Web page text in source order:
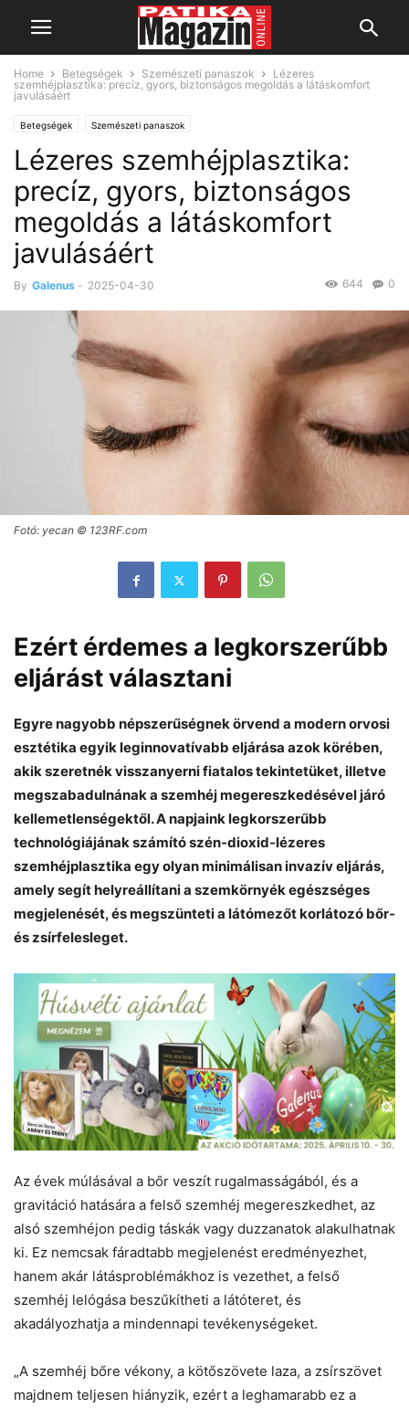
Home Betegségek Szemészeti panaszok
Lézeres
szemhéjplasztika: precíz, gyors, biztonságos megoldás a látáskomfort
javulásáért
Betegségek Szemészeti panaszok
Lézeres szemhéjplasztika:
precíz, gyors, biztonságos
megoldás a látáskomfort
javulásáért
By Galenus - 2025-04-30 0
644
Fotó: yecan © 123RF.com
Ezért érdemes a legkorszerűbb
eljárást választani
Egyre nagyobb népszerűségnek örvend a modern orvosi
esztétika egyik leginnovatívabb eljárása azok körében,
akik szeretnék visszanyerni fiatalos tekintetüket, illetve
megszabadulnának a szemhéj megereszkedésével járó
kellemetlenségektől. A napjaink legkorszerűbb
technológiájának számító szén-dioxid-lézeres
szemhéjplasztika egy olyan minimálisan invazív eljárás,
amely segít helyreállítani a szemkörnyék egészséges
megjelenését, és megszünteti a látómezőt korlátozó bőr-
és zsírfelesleget.
Az évek múlásával a bőr veszít rugalmasságából, és a
gravitáció hatására a felső szemhéj megereszkedhet, az
alsó szemhéjon pedig táskák vagy duzzanatok alakulhatnak
ki. Ez nemcsak fáradtabb megjelenést eredményezhet,
hanem akár látásproblémákhoz is vezethet, a felső
szemhéj lelógása beszűkítheti a látóteret, és
akadályozhatja a mindennapi tevékenységeket.
„A szemhéj bőre vékony, a kötőszövete laza, a zsírszövet
majdnem teljesen hiányzik, ezért a leghamarabb ez a